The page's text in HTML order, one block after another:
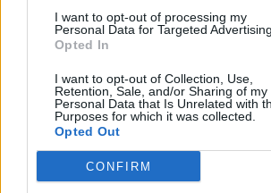
I want to opt-out of processing my
Personal Data for Targeted Advertising.
Opted In
I want to opt-out of Collection, Use,
Retention, Sale, and/or Sharing of my
Personal Data that Is Unrelated with
Purposes for which it was collected.
Opted Out
CONFIRM
Θέσεις εργασίας
Όλες οι Θέσεις Εργασίας